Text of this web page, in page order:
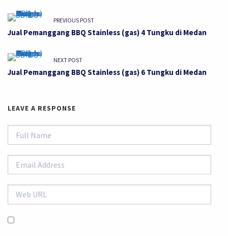
PREVIOUS POST
Jual Pemanggang BBQ Stainless (gas) 4 Tungku di Medan
NEXT POST
Jual Pemanggang BBQ Stainless (gas) 6 Tungku di Medan
LEAVE A RESPONSE